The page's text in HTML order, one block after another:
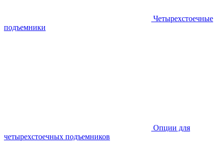
Четырехстоечные
подъемники
Опции для
четырехстоечных подъемников